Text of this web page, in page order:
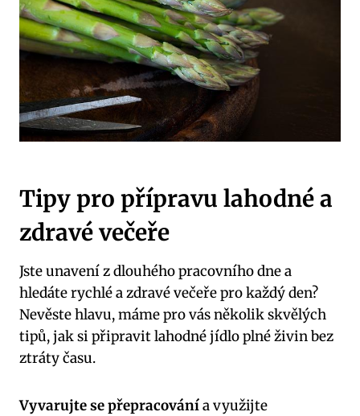
Tipy pro‍ přípravu lahodné⁤ a‍
zdravé večeře
Jste ‌unavení z dlouhého pracovního dne a
hledáte rychlé a zdravé večeře pro každý ‌den?
‌Nevěste hlavu, máme pro vás ‌několik skvělých
tipů, jak si připravit lahodné jídlo ⁢plné živin ‌bez
ztráty času.
Vyvarujte se přepracovánía využijte